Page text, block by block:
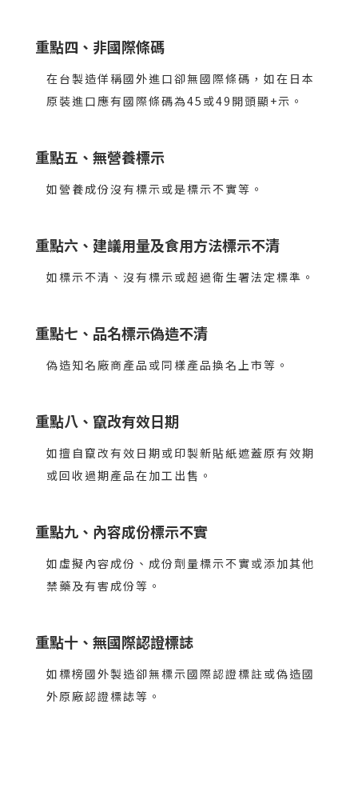
重點四、非國際條碼
在台製造佯稱國外進口卻無國際條碼，如在日本
原裝進口應有國際條碼為45或49開頭顯+示。
重點五、無營養標示
如營養成份沒有標示或是標示不實等。
重點六、建議用量及食用方法標示不清
如標示不清、沒有標示或超過衛生署法定標準。
重點七、品名標示偽造不清
偽造知名廠商產品或同樣產品換名上市等。
重點八、竄改有效日期
如擅自竄改有效日期或印製新貼紙遮蓋原有效期
或回收過期產品在加工出售。
重點九、內容成份標示不實
如虛擬內容成份、成份劑量標示不實或添加其他
禁藥及有害成份等。
重點十、無國際認證標誌
如標榜國外製造卻無標示國際認證標註或偽造國
外原廠認證標誌等。